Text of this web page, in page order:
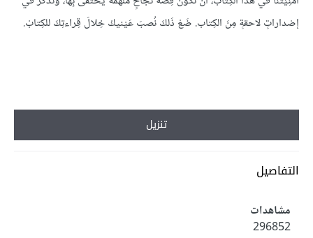
إصْداراتٍ لاحقةٍ مِنَ الكِتاب. ضَعْ ذَلكَ نُصبَ عَيْنيكْ خِلالَ قِراءتِكَ للكِتابْ.
تنزيل
التفاصيل
مشاهدات
296852